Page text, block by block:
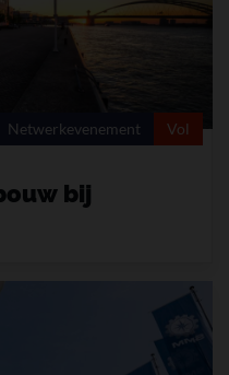
Netwerkevenement
Vol
bij